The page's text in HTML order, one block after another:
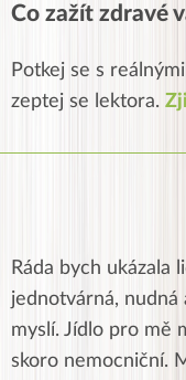
Co zažít zdravé
Potkej se s
zeptej se lektora.
Ráda bych ukázala
jednotvárná, nudná
myslí. Jídlo pro mě
skoro nemocniční.